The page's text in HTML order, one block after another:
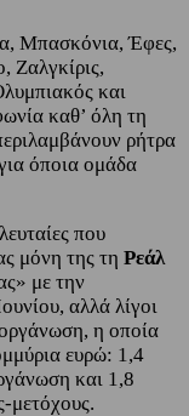
Μπασκόνια, Έφες,
Ζαλγκίρις,
και
καθ’ όλη τη
ρήτρα
όποια ομάδα
που
μόνη της τη Ρεάλ
με την
αλλά λίγοι
η οποία
ευρώ: 1,4
και 1,8
μετόχους.